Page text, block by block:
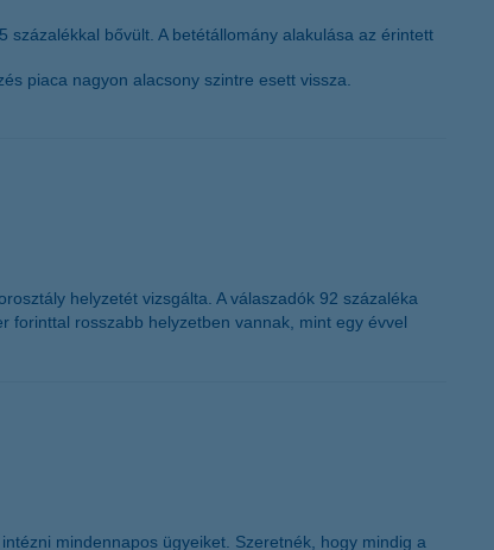
bővült. A betétállomány alakulása az érintett
piaca nagyon alacsony szintre esett vissza.
helyzetét vizsgálta. A válaszadók 92 százaléka
forinttal rosszabb helyzetben vannak, mint egy évvel
mindennapos ügyeiket. Szeretnék, hogy mindig a